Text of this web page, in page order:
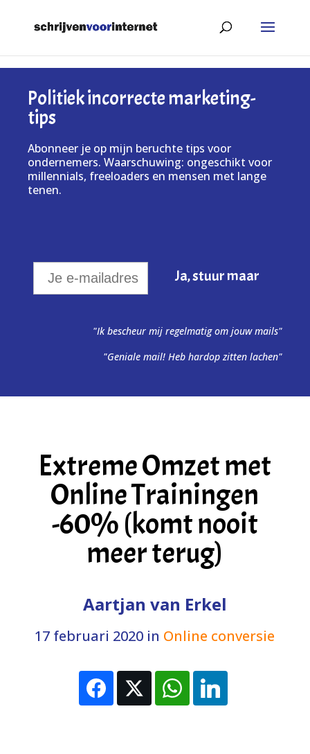
Politiek incorrecte marketing-
tips
Abonneer je op mijn beruchte tips voor
ondernemers. Waarschuwing: ongeschikt voor
millennials, freeloaders en mensen met lange
tenen.
"Ik bescheur mij regelmatig om jouw mails"
"Geniale mail! Heb hardop zitten lachen"
Extreme Omzet met
Online Trainingen
-60% (komt nooit
meer terug)
Aartjan van Erkel
17 februari 2020 in Online conversie